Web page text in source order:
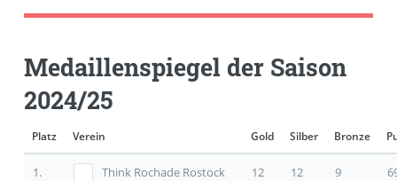
Medaillenspiegel der Saison
2024/25
Platz Verein Gold Silber Bronze
1. Think Rochade Rostock 12 12 9